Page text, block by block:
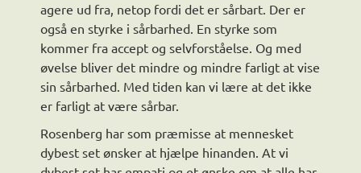
agere ud fra, netop fordi det er sårbart. Der er
også en styrke i sårbarhed. En styrke som
kommer fra accept og selvforståelse. Og med
øvelse bliver det mindre og mindre farligt at vise
sin sårbarhed. Med tiden kan vi lære at det ikke
er farligt at være sårbar.
Rosenberg har som præmisse at mennesket
dybest set ønsker at hjælpe hinanden. At vi